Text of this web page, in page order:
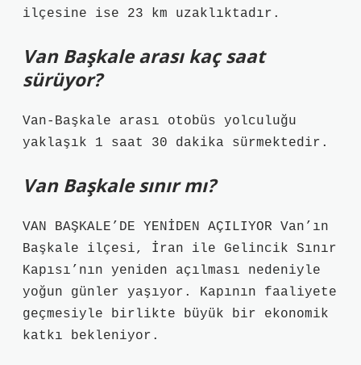
ilçesine ise 23 km uzaklıktadır.
Van Başkale arası kaç saat
sürüyor?
Van-Başkale arası otobüs yolculuğu
yaklaşık 1 saat 30 dakika sürmektedir.
Van Başkale sınır mı?
VAN BAŞKALE’DE YENİDEN AÇILIYOR Van’ın
Başkale ilçesi, İran ile Gelincik Sınır
Kapısı’nın yeniden açılması nedeniyle
yoğun günler yaşıyor. Kapının faaliyete
geçmesiyle birlikte büyük bir ekonomik
katkı bekleniyor.